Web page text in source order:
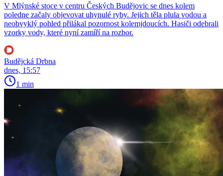
V Mlýnské stoce v centru Českých Budějovic se dnes kolem
poledne začaly objevovat uhynulé ryby. Jejich těla plula vodou a
neobvyklý pohled přilákal pozornost kolemjdoucích. Hasiči odebrali
vzorky vody, které nyní zamíří na rozbor.
Budějcká Drbna
dnes, 15:57
1 min